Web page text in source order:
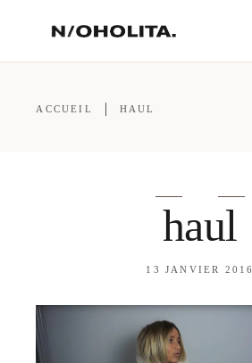
ACCUEIL HAUL
haul
13 JANVIER 2016